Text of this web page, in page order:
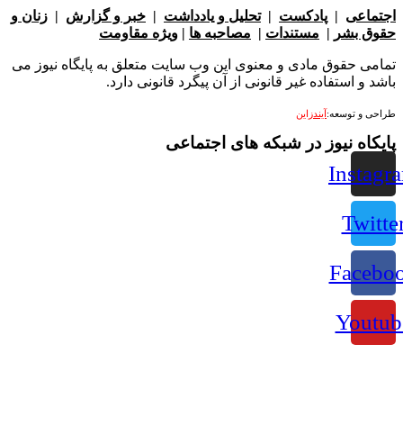
|پادکست|تحلیل و یادداشت|خبر و گزارش| زنان و
بشر| مستندات|مصاحبه ها|ویژه مقاومت
حقوق مادی و معنوی این وب سایت متعلق به پایگاه نیوز می
استفاده غیر قانونی از آن پیگرد قانونی دارد.
توسعه: آیندزاین
نیوز در شبکه های اجتماعی